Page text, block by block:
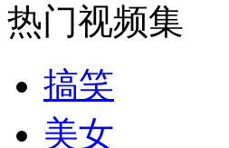
司机酒驾遇交警 急速倒车逃窜
热门视频集
搞笑
美女